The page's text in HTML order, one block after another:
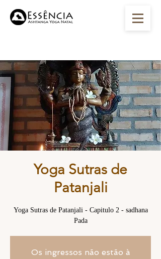
Yoga Sutras de
Patanjali
Yoga Sutras de Patanjali - Capitulo 2 - sadhana
Pada
Os ingressos não estão à